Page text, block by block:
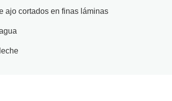
ajo cortados en finas láminas